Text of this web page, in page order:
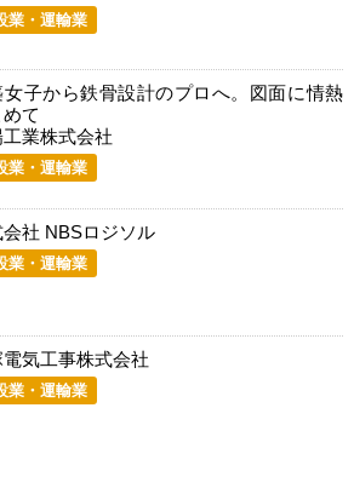
業・運輸業
女子から鉄骨設計のプロへ。図面に情熱
て
業株式会社
業・運輸業
社 NBSロジソル
業・運輸業
電気工事株式会社
業・運輸業